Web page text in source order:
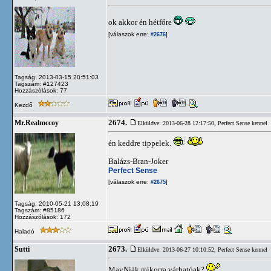
Tagság: 2013-03-15 20:51:03
Tagszám: #127423
Hozzászólások: 77
ok akkor én hétfőre
[válaszok erre: #2676]
Kezdő
Mr.Realmccoy
Tagság: 2010-05-21 13:08:19
Tagszám: #85186
Hozzászólások: 172
2674. Elküldve: 2013-06-28 12:17:50, Perfect Sense kennel
én keddre tippelek.
Balázs-Bran-Joker
Perfect Sense
[válaszok erre: #2675]
Haladó
Sutti 2673. Elküldve: 2013-06-27 10:10:52, Perfect Sense kennel